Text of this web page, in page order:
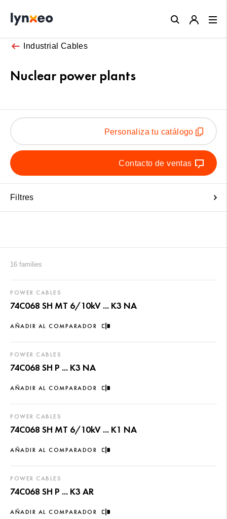
Industrial Cables
Nuclear power plants
Personaliza tu catálogo
Contacto de ventas
Filtres
16 families
AÑADIR AL COMPARADOR
POWER CABLES
74C068 SH MT 6/10kV ... K3 NA
AÑADIR AL COMPARADOR
POWER CABLES
74C068 SH P ... K3 NA
AÑADIR AL COMPARADOR
POWER CABLES
74C068 SH MT 6/10kV ... K1 NA
AÑADIR AL COMPARADOR
POWER CABLES
74C068 SH P ... K3 AR
Close